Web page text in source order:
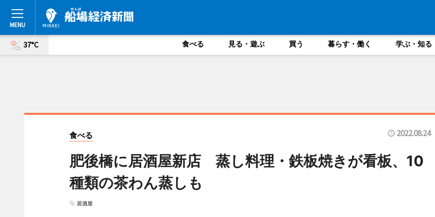
37°C 食べる 見る・遊ぶ 買う 暮らす・働く 学ぶ・知る
食べる 2022.08.24
肥後橋に居酒屋新店 蒸し料理・鉄板焼きが看板、10
種類の茶わん蒸しも
居酒屋